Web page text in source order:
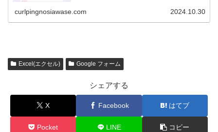
curlpingnosiawase.com 2024.10.30
Excel(エクセル) Google フォーム
シェアする
X Facebook はてブ
Pocket LINE コピー